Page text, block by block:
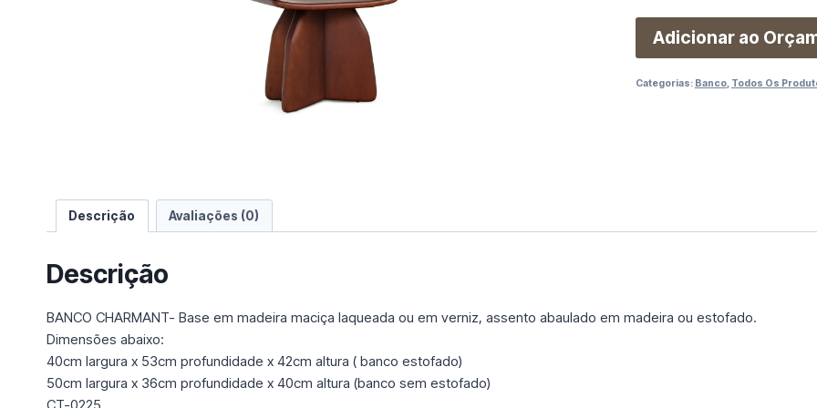
o
a
Adicionar ao
Categorias: Banco, Todos Os
Descrição Avaliações (0)
Descrição
BANCO CHARMANT- Base em madeira maciça laqueada ou em verniz, assento abaulado em madeira ou estofado.
Dimensões abaixo:
40cm largura x 53cm profundidade x 42cm altura ( banco estofado)
50cm largura x 36cm profundidade x 40cm altura (banco sem estofado)
CT-0225